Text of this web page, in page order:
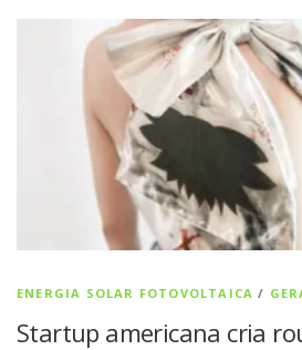
ENERGIA SOLAR FOTOVOLTAICA /
Startup americana cria